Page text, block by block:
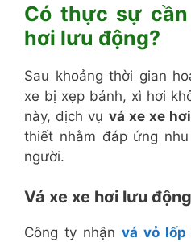
Có thực sự
hơi lưu động?
Sau khoảng thời gian
xe bị xẹp bánh, xì hơi
này, dịch vụ vá xe xe
thiết nhằm đáp ứng
người.
Vá xe xe hơi lưu
Công ty nhận vá vỏ lốp